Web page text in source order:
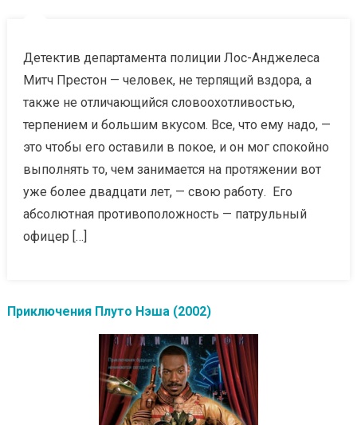
Детектив департамента полиции Лос-Анджелеса
Митч Престон — человек, не терпящий вздора, а
также не отличающийся словоохотливостью,
терпением и большим вкусом. Все, что ему надо, —
это чтобы его оставили в покое, и он мог спокойно
выполнять то, чем занимается на протяжении вот
уже более двадцати лет, — свою работу. Его
абсолютная противоположность — патрульный
офицер […]
Приключения Плуто Нэша (2002)